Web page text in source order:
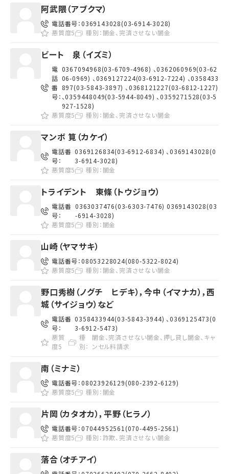
阿武隈（アブクマ）
電話番号：0369143028(03-6914-3028)
悪質度5
種別： 闇金、完済させない闇金
ビート 泉（イズミ）
電
話
番
号：
0367094968(03-6709-4968) 、0362060969(03-62
06-0969) 、0369127224(03-6912-7224) 、0358433
897(03-5843-3897) 、0368121227(03-6812-1227)
、0359448049(03-5944-8049) 、0359271528(03-5
927-1528)
悪質度5
種別： 闇金、完済させない闇金
マンボ 筧（カケイ）
電話番
号：
0369126834(03-6912-6834) 、0369143028(0
3-6914-3028)
悪質度5
種別： 闇金
トライデント 東條（トウジョウ）
電話番
号：
0363037476(03-6303-7476) 0369143028(03
-6914-3028)
悪質度5
種別： 闇金
山崎（ヤマサキ）
電話番号：08053228024(080-5322-8024)
悪質度5
種別： 闇金、完済させない闇金
野口秀樹（ノグチ ヒデキ），今中（イマナカ），西
城（サイジョウ）など
電話番
号：
0358433944(03-5843-3944) 、0369125473(0
3-6912-5473)
悪質
度5
種
別：
闇金、完済させない闇金、押し貸し闇金、キャ
ンセル料請求
南（ミナミ）
電話番号：08023926129(080-2392-6129)
悪質度5
種別： 闇金
片岡（カタオカ），平野（ヒラノ）
電話番号：07044952561(070-4495-2561)
悪質度5
種別：詐欺、完済させない闇金
落合（オチアイ）